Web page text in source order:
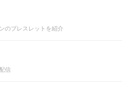
のブレスレットを紹介
信